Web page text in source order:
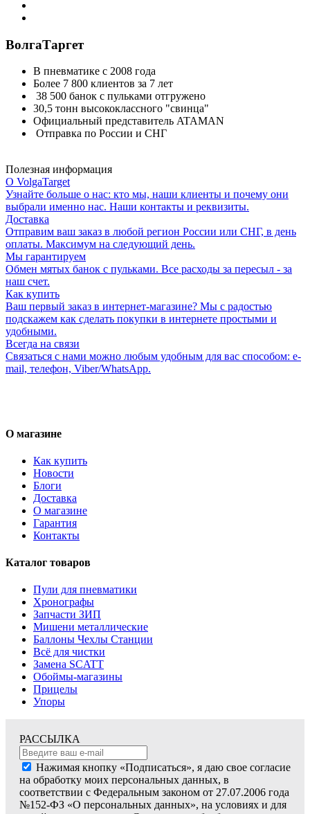
ВолгаТаргет
В пневматике с 2008 года
Более 7 800 клиентов за 7 лет
38 500 банок с пульками отгружено
30,5 тонн высококлассного "свинца"
Официальный представитель ATAMAN
Отправка по России и СНГ
Полезная информация
О VolgaTarget
Узнайте больше о нас: кто мы, наши клиенты и почему они
выбрали именно нас. Наши контакты и реквизиты.
Доставка
Отправим ваш заказ в любой регион России или СНГ, в день
оплаты. Максимум на следующий день.
Мы гарантируем
Обмен мятых банок с пульками. Все расходы за пересыл - за
наш счет.
Как купить
Ваш первый заказ в интернет-магазине? Мы с радостью
подскажем как сделать покупки в интернете простыми и
удобными.
Всегда на связи
Связаться с нами можно любым удобным для вас способом: e-
mail, телефон, Viber/WhatsApp.
О магазине
Как купить
Новости
Блоги
Доставка
О магазине
Гарантия
Контакты
Каталог товаров
Пули для пневматики
Хронографы
Запчасти ЗИП
Мишени металлические
Баллоны Чехлы Станции
Всё для чистки
Замена SCATT
Обоймы-магазины
Прицелы
Упоры
РАССЫЛКА
Нажимая кнопку «Подписаться», я даю свое согласие
на обработку моих персональных данных, в
соответствии с Федеральным законом от 27.07.2006 года
№152-ФЗ «О персональных данных», на условиях и для